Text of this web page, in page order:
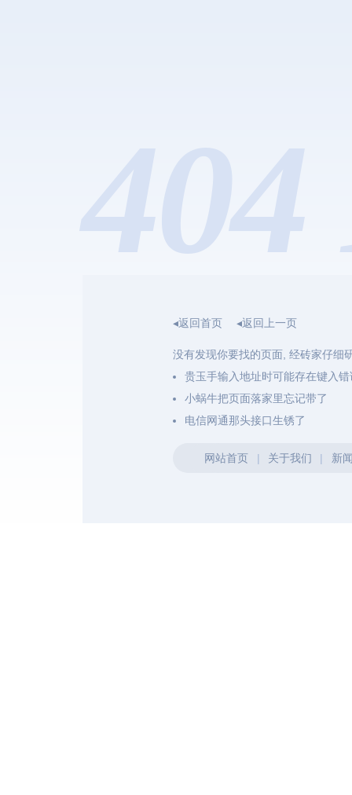
◂返回首页 ◂返回上一页
没有发现你要找的页面, 经砖家仔细
贵玉手输入地址时可能存在键入错
小蜗牛把页面落家里忘记带了
电信网通那头接口生锈了
网站首页 | 关于我们 | 新